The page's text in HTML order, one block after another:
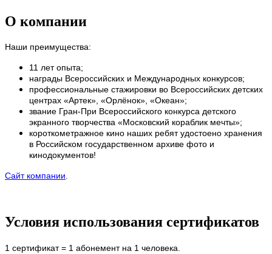
О компании
Наши преимущества:
11 лет опыта;
награды Всероссийских и Международных конкурсов;
профессиональные стажировки во Всероссийских детских
центрах «Артек», «Орлёнок», «Океан»;
звание Гран-При Всероссийского конкурса детского
экранного творчества «Московский кораблик мечты»;
короткометражное кино наших ребят удостоено хранения
в Российском государственном архиве фото и
кинодокументов!
Сайт компании.
Условия использования сертификатов
1 сертификат = 1 абонемент на 1 человека.